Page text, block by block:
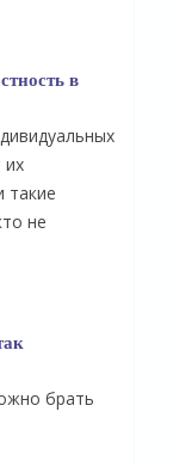
в
их
такие
не
брать